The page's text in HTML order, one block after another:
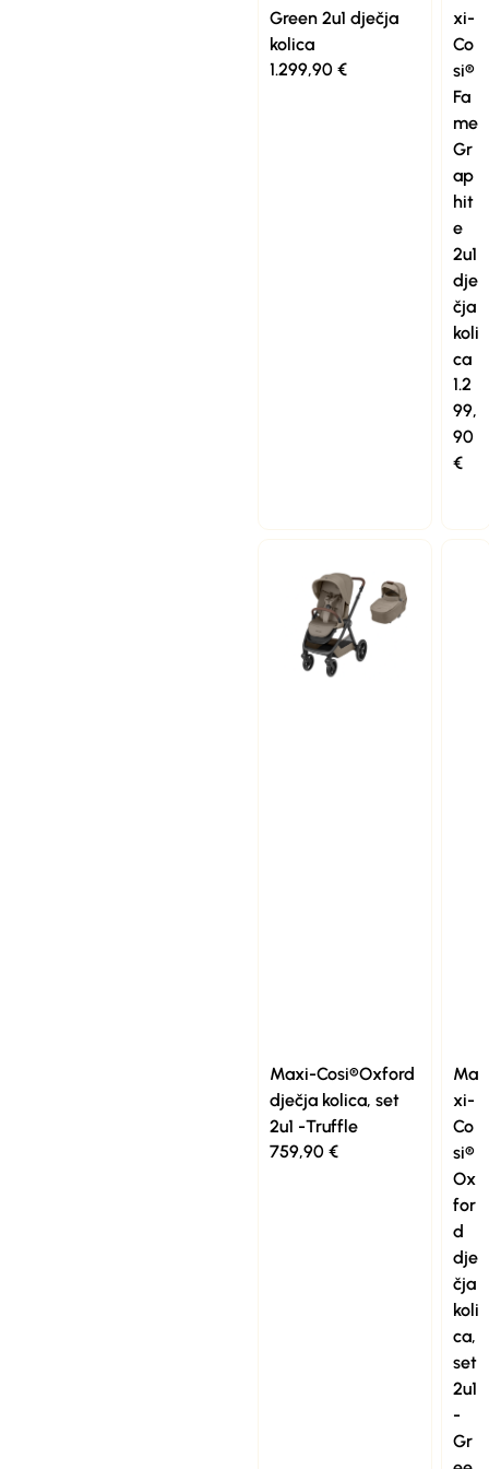
Green 2u1 dječja
kolica
1.299,90 €
xi-
Co
si®
Fa
me
Gr
ap
hit
e
2u1
dje
čja
koli
ca
1.2
99,
90
€
Maxi-Cosi®Oxford
dječja kolica, set
2u1 -Truffle
759,90 €
Ma
xi-
Co
si®
Ox
for
d
dje
čja
koli
ca,
set
2u1
-
Gr